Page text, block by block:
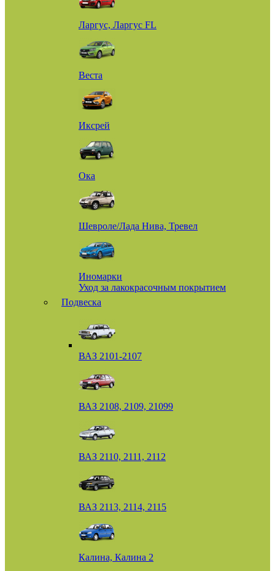
Ларгус, Ларгус FL
Веста
Иксрей
Ока
Шевроле/Лада Нива, Тревел
Иномарки
Уход за лакокрасочным покрытием
Подвеска
ВАЗ 2101-2107
ВАЗ 2108, 2109, 21099
ВАЗ 2110, 2111, 2112
ВАЗ 2113, 2114, 2115
Калина, Калина 2